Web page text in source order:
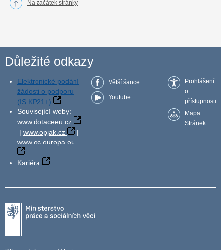
Na začátek stránky
Důležité odkazy
Elektronické podání
žádosti o podporu
(IS KP21+)
Související weby:
www.dotaceeu.cz
| www.opjak.cz
|
www.ec.europa.eu
Kariéra
Větší šance
Youtube
Prohlášení
o
přístupnosti
Mapa
Stránek